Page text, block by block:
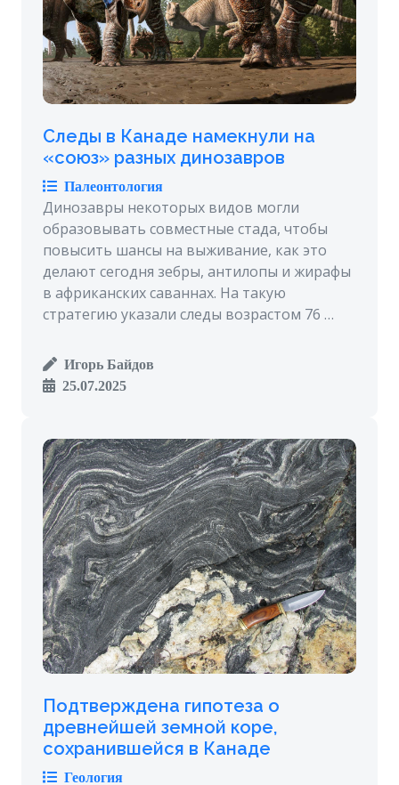
Следы в Канаде намекнули на
«союз» разных динозавров
Палеонтология
Динозавры некоторых видов могли
образовывать совместные стада, чтобы
повысить шансы на выживание, как это
делают сегодня зебры, антилопы и жирафы
в африканских саваннах. На такую
стратегию указали следы возрастом 76 …
Игорь Байдов
25.07.2025
Подтверждена гипотеза о
древнейшей земной коре,
сохранившейся в Канаде
Геология